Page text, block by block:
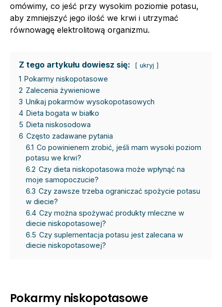
omówimy, co jeść przy wysokim poziomie potasu,
aby zmniejszyć jego ilość we krwi i utrzymać
równowagę elektrolitową organizmu.
Z tego artykułu dowiesz się: ukryj
1 Pokarmy niskopotasowe
2 Zalecenia żywieniowe
3 Unikaj pokarmów wysokopotasowych
4 Dieta bogata w białko
5 Dieta niskosodowa
6 Często zadawane pytania
6.1 Co powinienem zrobić, jeśli mam wysoki poziom
potasu we krwi?
6.2 Czy dieta niskopotasowa może wpłynąć na
moje samopoczucie?
6.3 Czy zawsze trzeba ograniczać spożycie potasu
w diecie?
6.4 Czy można spożywać produkty mleczne w
diecie niskopotasowej?
6.5 Czy suplementacja potasu jest zalecana w
diecie niskopotasowej?
Pokarmy niskopotasowe